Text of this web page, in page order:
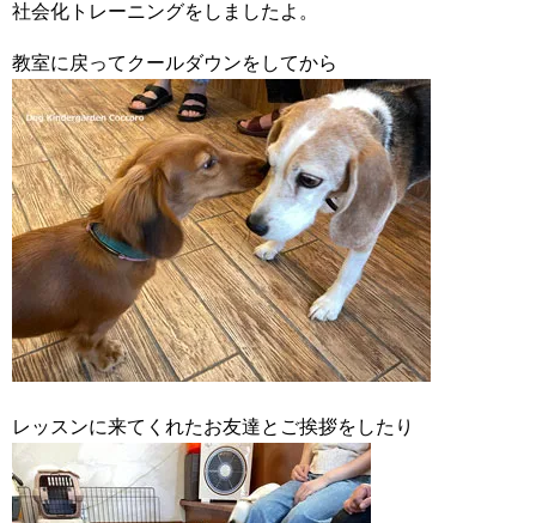
社会化トレーニングをしましたよ。
教室に戻ってクールダウンをしてから
レッスンに来てくれたお友達とご挨拶をしたり